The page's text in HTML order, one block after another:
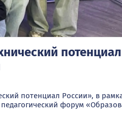
потенциал
потенциал России», в
форум